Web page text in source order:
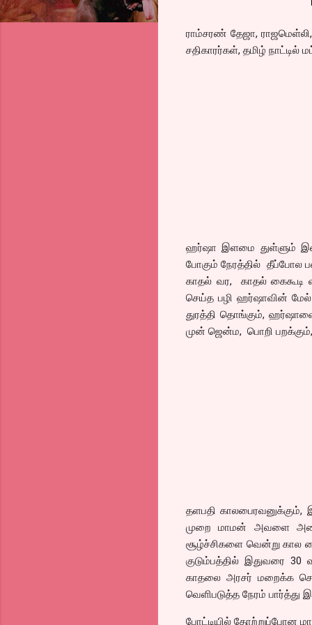
ராம்சரண் தேஜா,
சதிகாரர்கள், தமிழ் நாட்டில்
ஹர்ஷா இளமை துள்ளும்
போகும் நேரத்தில்
காதல் வர, காதல்
செய்த பழி ஹர்ஷாவின் மேல்
துரத்தி தொங்கும், ஹர்ஷாவை,
முன் ஜென்ம, பொறி பறக்கும்,
தளபதி காலபைரவனுக்கும்,
முறை மாமன் அவளை
சூழ்ச்சிகளை வென்று கால
குடும்பத்தில் இதுவரை
காதலை அரசர் மறைக்க
வெளிபடுத்த நேரம் பார்த்து
போட்டியில் தோற்றுப்போன